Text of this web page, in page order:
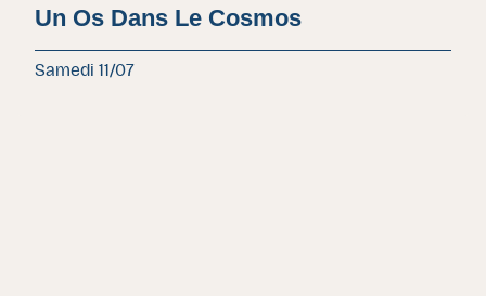
Un Os Dans Le Cosmos
Samedi 11/07